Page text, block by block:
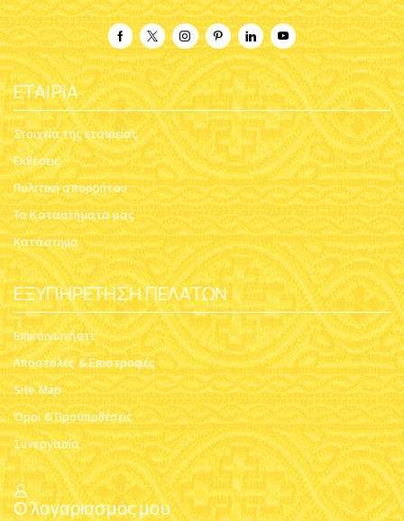
ΕΤΑΙΡΊΑ
Στοιχεία της εταιρείας
Εκθέσεις
Πολιτική απορρήτου
Τα Καταστήματα μας
Κατάστημα
ΕΞΥΠΗΡΈΤΗΣΗ ΠΕΛΑΤΏΝ
Επικοινωνήστε
Αποστολές & Επιστροφές
Site Map
Όροι & Προϋποθέσεις
Συνεργασία
Ο λογαριασμός μου